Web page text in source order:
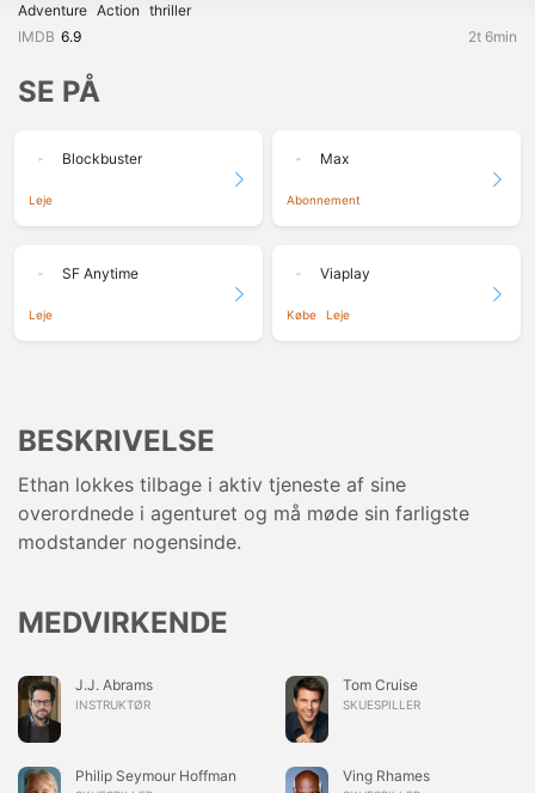
Adventure Action Thriller
IMDB 6.9 2t 6min
SE PÅ
Blockbuster
Leje
Max
Abonnement
SF Anytime
Leje
Viaplay
Købe Leje
BESKRIVELSE
Ethan lokkes tilbage i aktiv tjeneste af sine
overordnede i agenturet og må møde sin farligste
modstander nogensinde.
MEDVIRKENDE
J.J. Abrams
INSTRUKTØR
Tom Cruise
SKUESPILLER
Philip Seymour Hoffman Ving Rhames